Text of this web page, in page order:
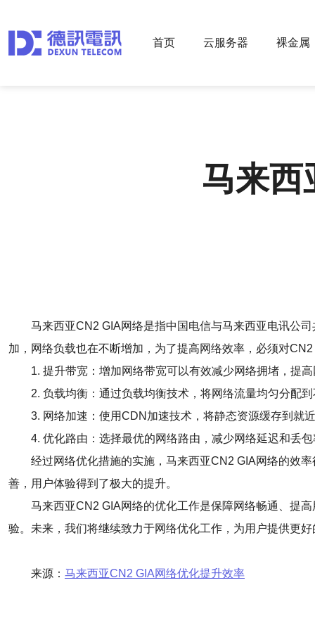
首页 云服务器 裸金属
马来西
马来西亚CN2 GIA网络是指中国电信与马来西亚电讯公
加，网络负载也在不断增加，为了提高网络效率，必须对
1. 提升带宽：增加网络带宽可以有效减少网络拥堵，提
2. 负载均衡：通过负载均衡技术，将网络流量均匀分配
3. 网络加速：使用CDN加速技术，将静态资源缓存到就
4. 优化路由：选择最优的网络路由，减少网络延迟和丢
经过网络优化措施的实施，马来西亚CN2 GIA网络的效
善，用户体验得到了极大的提升。
马来西亚CN2 GIA网络的优化工作是保障网络畅通、提
验。未来，我们将继续致力于网络优化工作，为用户提供更
来源： 马来西亚CN2 GIA网络优化提升效率